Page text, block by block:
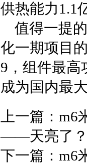
供热能力1.1
值得一提
化一期项目
9，组件最高
成为国内最
上一篇： m6
——天亮了
下一篇： m6